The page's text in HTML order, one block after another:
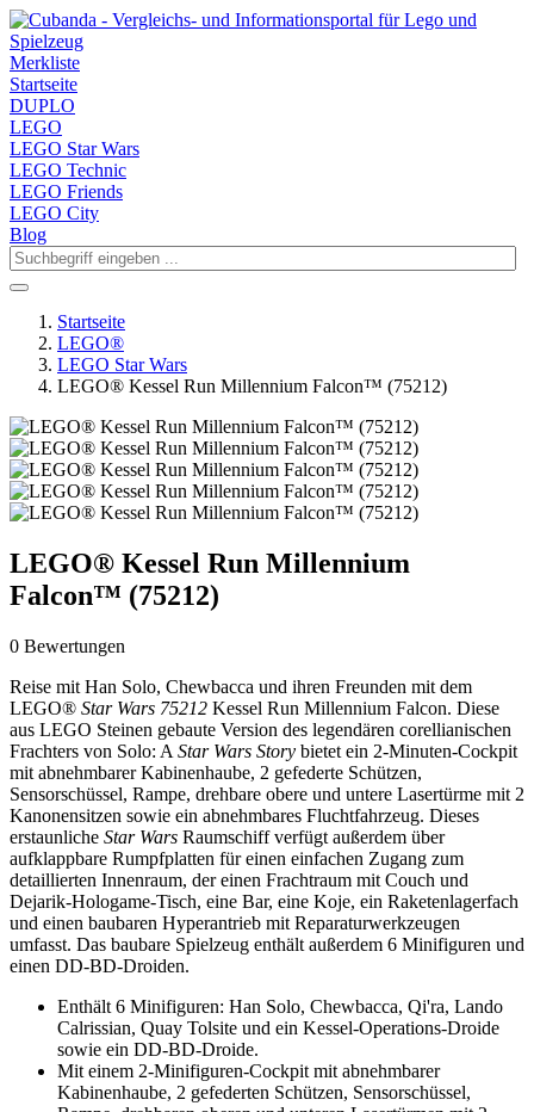
Merkliste
Startseite
DUPLO
LEGO
LEGO Star Wars
LEGO Technic
LEGO Friends
LEGO City
Blog
Startseite
LEGO®
LEGO Star Wars
LEGO® Kessel Run Millennium Falcon™ (75212)
LEGO® Kessel Run Millennium
Falcon™ (75212)
0 Bewertungen
Reise mit Han Solo, Chewbacca und ihren Freunden mit dem
LEGO® Star Wars 75212 Kessel Run Millennium Falcon. Diese
aus LEGO Steinen gebaute Version des legendären corellianischen
Frachters von Solo: A Star Wars Story bietet ein 2-Minuten-Cockpit
mit abnehmbarer Kabinenhaube, 2 gefederte Schützen,
Sensorschüssel, Rampe, drehbare obere und untere Lasertürme mit 2
Kanonensitzen sowie ein abnehmbares Fluchtfahrzeug. Dieses
erstaunliche Star Wars Raumschiff verfügt außerdem über
aufklappbare Rumpfplatten für einen einfachen Zugang zum
detaillierten Innenraum, der einen Frachtraum mit Couch und
Dejarik-Hologame-Tisch, eine Bar, eine Koje, ein Raketenlagerfach
und einen baubaren Hyperantrieb mit Reparaturwerkzeugen
umfasst. Das baubare Spielzeug enthält außerdem 6 Minifiguren und
einen DD-BD-Droiden.
Enthält 6 Minifiguren: Han Solo, Chewbacca, Qi'ra, Lando
Calrissian, Quay Tolsite und ein Kessel-Operations-Droide
sowie ein DD-BD-Droide.
Mit einem 2-Minifiguren-Cockpit mit abnehmbarer
Kabinenhaube, 2 gefederten Schützen, Sensorschüssel,